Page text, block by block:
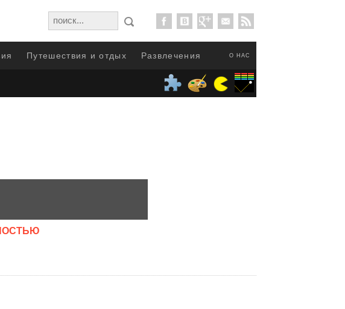
О НАС
Путешествия и отдых Развлечения